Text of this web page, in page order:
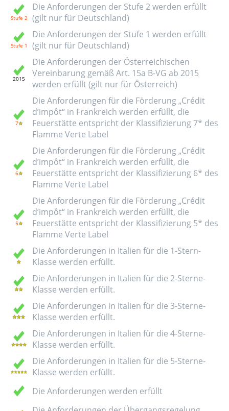
Die Anforderungen der Stufe 2 werden erfüllt
(gilt nur für Deutschland)
Die Anforderungen der Stufe 1 werden erfüllt
(gilt nur für Deutschland)
Die Anforderungen der Österreichischen
Vereinbarung gemäß Art. 15a B-VG ab 2015
werden erfüllt (gilt nur für Österreich)
Die Anforderungen für die Förderung „Crédit
d’impôt“ in Frankreich werden erfüllt, die
Feuerstätte entspricht der Klassifizierung 7* des
Flamme Verte Label
Die Anforderungen für die Förderung „Crédit
d’impôt“ in Frankreich werden erfüllt, die
Feuerstätte entspricht der Klassifizierung 6* des
Flamme Verte Label
Die Anforderungen für die Förderung „Crédit
d’impôt“ in Frankreich werden erfüllt, die
Feuerstätte entspricht der Klassifizierung 5* des
Flamme Verte Label
Die Anforderungen in Italien für die 1-Stern-
Klasse werden erfüllt.
Die Anforderungen in Italien für die 2-Sterne-
Klasse werden erfüllt.
Die Anforderungen in Italien für die 3-Sterne-
Klasse werden erfüllt.
Die Anforderungen in Italien für die 4-Sterne-
Klasse werden erfüllt.
Die Anforderungen in Italien für die 5-Sterne-
Klasse werden erfüllt.
Die Anforderungen werden erfüllt